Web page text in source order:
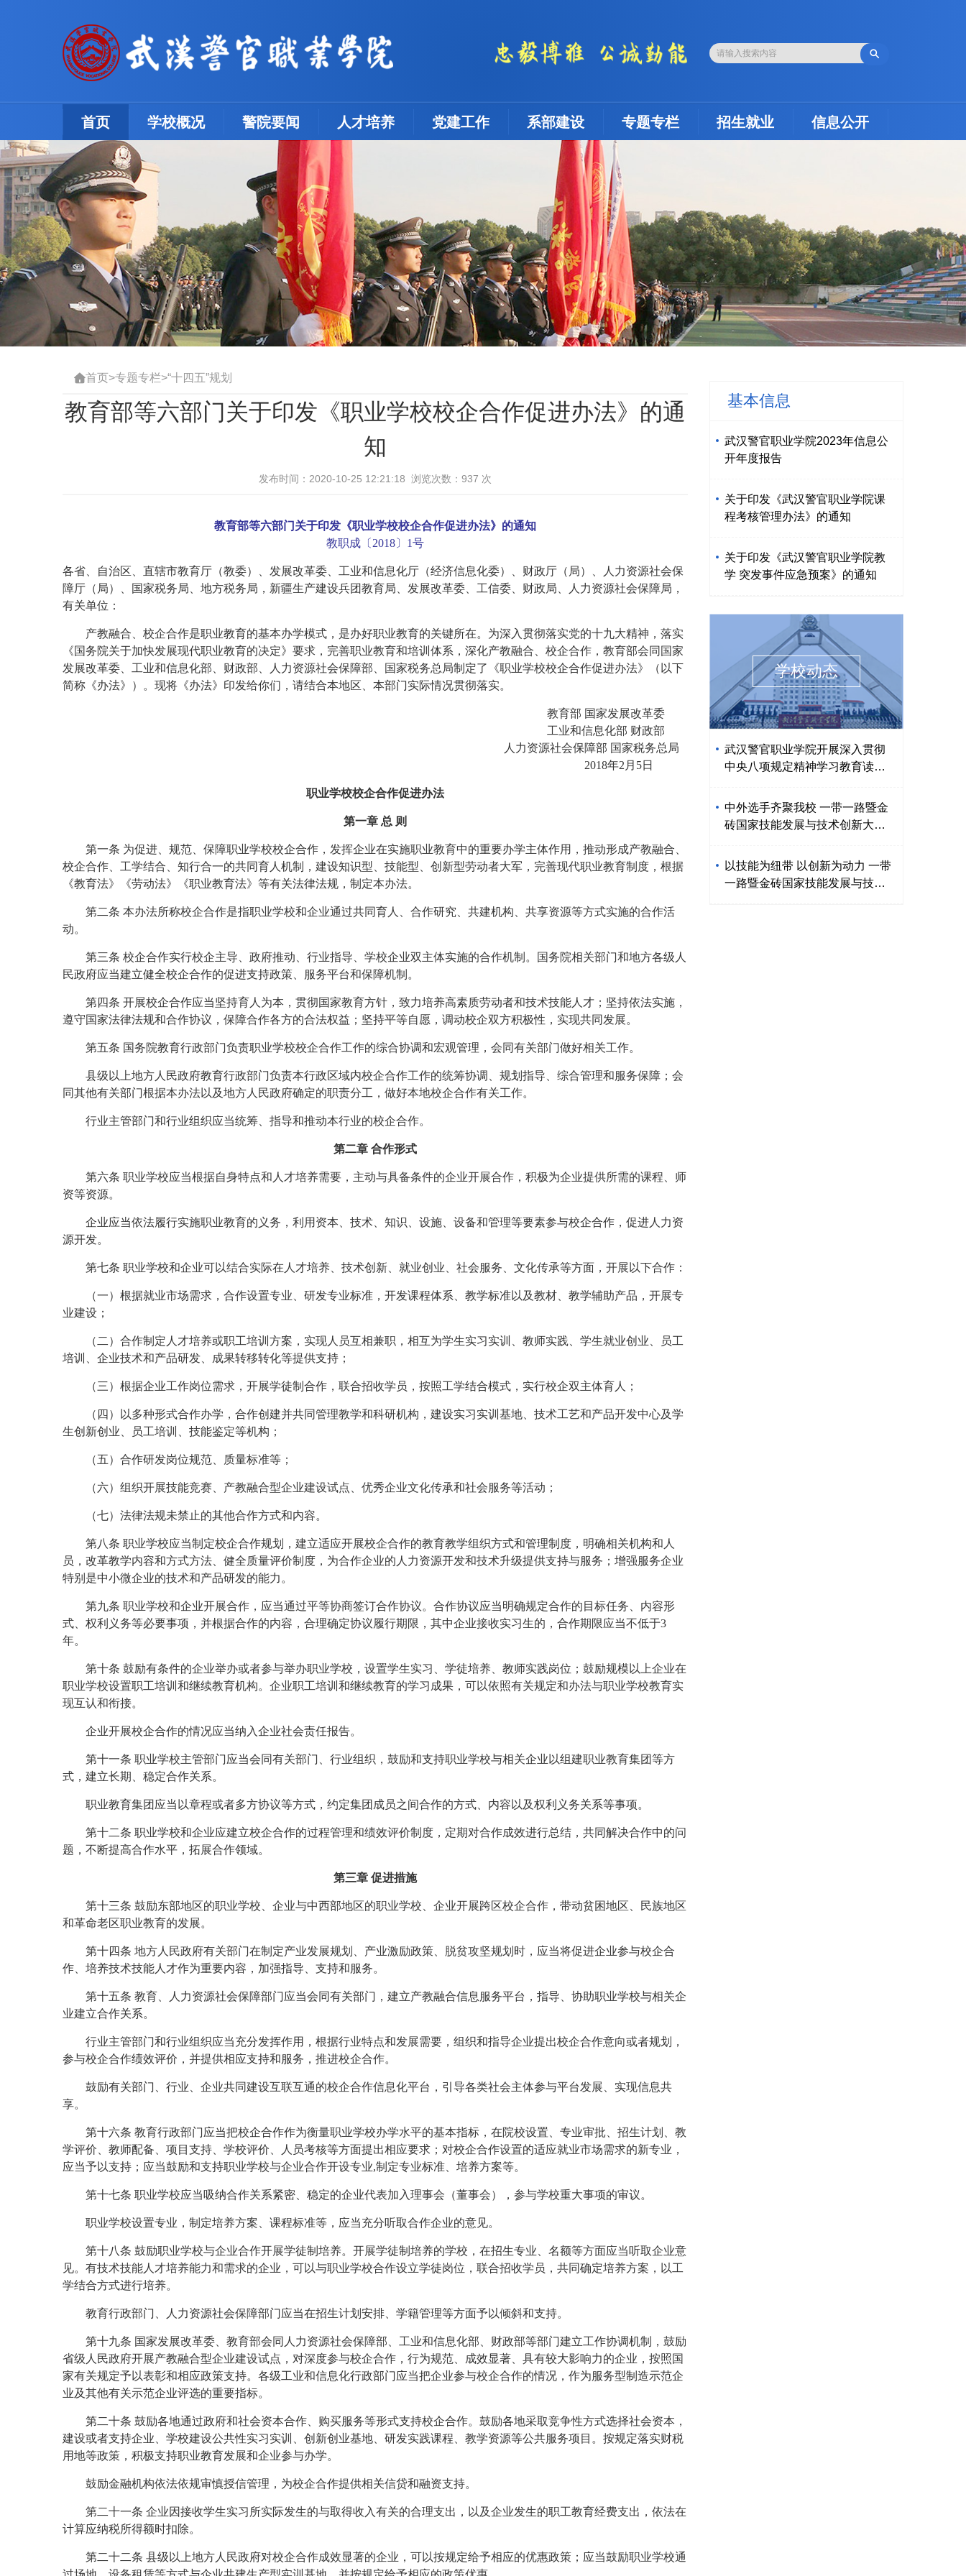

首页(current)学校概况 警院要闻 人才培养 党建工作 系部建设 专题专栏 招生就业 信息公开
首页>专题专栏>“十四五”规划
教育部等六部门关于印发《职业学校校企合作促进办法》的通
知
发布时间：2020-10-25 12:21:18 浏览次数： 937 次
教育部等六部门关于印发《职业学校校企合作促进办法》的通知
教职成〔2018〕1号
各省、自治区、直辖市教育厅（教委）、发展改革委、工业和信息化厅（经济信息化委）、财政厅（局）、人力资源社会保
障厅（局）、国家税务局、地方税务局，新疆生产建设兵团教育局、发展改革委、工信委、财政局、人力资源社会保障局，
有关单位：
产教融合、校企合作是职业教育的基本办学模式，是办好职业教育的关键所在。为深入贯彻落实党的十九大精神，落实
《国务院关于加快发展现代职业教育的决定》要求，完善职业教育和培训体系，深化产教融合、校企合作，教育部会同国家
发展改革委、工业和信息化部、财政部、人力资源社会保障部、国家税务总局制定了《职业学校校企合作促进办法》（以下
简称《办法》）。现将《办法》印发给你们，请结合本地区、本部门实际情况贯彻落实。
教育部 国家发展改革委
工业和信息化部 财政部
人力资源社会保障部 国家税务总局
2018年2月5日
职业学校校企合作促进办法
第一章 总 则
第一条 为促进、规范、保障职业学校校企合作，发挥企业在实施职业教育中的重要办学主体作用，推动形成产教融合、
校企合作、工学结合、知行合一的共同育人机制，建设知识型、技能型、创新型劳动者大军，完善现代职业教育制度，根据
《教育法》《劳动法》《职业教育法》等有关法律法规，制定本办法。
第二条 本办法所称校企合作是指职业学校和企业通过共同育人、合作研究、共建机构、共享资源等方式实施的合作活
动。
第三条 校企合作实行校企主导、政府推动、行业指导、学校企业双主体实施的合作机制。国务院相关部门和地方各级人
民政府应当建立健全校企合作的促进支持政策、服务平台和保障机制。
第四条 开展校企合作应当坚持育人为本，贯彻国家教育方针，致力培养高素质劳动者和技术技能人才；坚持依法实施，
遵守国家法律法规和合作协议，保障合作各方的合法权益；坚持平等自愿，调动校企双方积极性，实现共同发展。
第五条 国务院教育行政部门负责职业学校校企合作工作的综合协调和宏观管理，会同有关部门做好相关工作。
县级以上地方人民政府教育行政部门负责本行政区域内校企合作工作的统筹协调、规划指导、综合管理和服务保障；会
同其他有关部门根据本办法以及地方人民政府确定的职责分工，做好本地校企合作有关工作。
行业主管部门和行业组织应当统筹、指导和推动本行业的校企合作。
第二章 合作形式
第六条 职业学校应当根据自身特点和人才培养需要，主动与具备条件的企业开展合作，积极为企业提供所需的课程、师
资等资源。
企业应当依法履行实施职业教育的义务，利用资本、技术、知识、设施、设备和管理等要素参与校企合作，促进人力资
源开发。
第七条 职业学校和企业可以结合实际在人才培养、技术创新、就业创业、社会服务、文化传承等方面，开展以下合作：
（一）根据就业市场需求，合作设置专业、研发专业标准，开发课程体系、教学标准以及教材、教学辅助产品，开展专
业建设；
（二）合作制定人才培养或职工培训方案，实现人员互相兼职，相互为学生实习实训、教师实践、学生就业创业、员工
培训、企业技术和产品研发、成果转移转化等提供支持；
（三）根据企业工作岗位需求，开展学徒制合作，联合招收学员，按照工学结合模式，实行校企双主体育人；
（四）以多种形式合作办学，合作创建并共同管理教学和科研机构，建设实习实训基地、技术工艺和产品开发中心及学
生创新创业、员工培训、技能鉴定等机构；
（五）合作研发岗位规范、质量标准等；
（六）组织开展技能竞赛、产教融合型企业建设试点、优秀企业文化传承和社会服务等活动；
（七）法律法规未禁止的其他合作方式和内容。
第八条 职业学校应当制定校企合作规划，建立适应开展校企合作的教育教学组织方式和管理制度，明确相关机构和人
员，改革教学内容和方式方法、健全质量评价制度，为合作企业的人力资源开发和技术升级提供支持与服务；增强服务企业
特别是中小微企业的技术和产品研发的能力。
第九条 职业学校和企业开展合作，应当通过平等协商签订合作协议。合作协议应当明确规定合作的目标任务、内容形
式、权利义务等必要事项，并根据合作的内容，合理确定协议履行期限，其中企业接收实习生的，合作期限应当不低于3
年。
第十条 鼓励有条件的企业举办或者参与举办职业学校，设置学生实习、学徒培养、教师实践岗位；鼓励规模以上企业在
职业学校设置职工培训和继续教育机构。企业职工培训和继续教育的学习成果，可以依照有关规定和办法与职业学校教育实
现互认和衔接。
企业开展校企合作的情况应当纳入企业社会责任报告。
第十一条 职业学校主管部门应当会同有关部门、行业组织，鼓励和支持职业学校与相关企业以组建职业教育集团等方
式，建立长期、稳定合作关系。
职业教育集团应当以章程或者多方协议等方式，约定集团成员之间合作的方式、内容以及权利义务关系等事项。
第十二条 职业学校和企业应建立校企合作的过程管理和绩效评价制度，定期对合作成效进行总结，共同解决合作中的问
题，不断提高合作水平，拓展合作领域。
第三章 促进措施
第十三条 鼓励东部地区的职业学校、企业与中西部地区的职业学校、企业开展跨区校企合作，带动贫困地区、民族地区
和革命老区职业教育的发展。
第十四条 地方人民政府有关部门在制定产业发展规划、产业激励政策、脱贫攻坚规划时，应当将促进企业参与校企合
作、培养技术技能人才作为重要内容，加强指导、支持和服务。
第十五条 教育、人力资源社会保障部门应当会同有关部门，建立产教融合信息服务平台，指导、协助职业学校与相关企
业建立合作关系。
行业主管部门和行业组织应当充分发挥作用，根据行业特点和发展需要，组织和指导企业提出校企合作意向或者规划，
参与校企合作绩效评价，并提供相应支持和服务，推进校企合作。
鼓励有关部门、行业、企业共同建设互联互通的校企合作信息化平台，引导各类社会主体参与平台发展、实现信息共
享。
第十六条 教育行政部门应当把校企合作作为衡量职业学校办学水平的基本指标，在院校设置、专业审批、招生计划、教
学评价、教师配备、项目支持、学校评价、人员考核等方面提出相应要求；对校企合作设置的适应就业市场需求的新专业，
应当予以支持；应当鼓励和支持职业学校与企业合作开设专业,制定专业标准、培养方案等。
第十七条 职业学校应当吸纳合作关系紧密、稳定的企业代表加入理事会（董事会），参与学校重大事项的审议。
职业学校设置专业，制定培养方案、课程标准等，应当充分听取合作企业的意见。
第十八条 鼓励职业学校与企业合作开展学徒制培养。开展学徒制培养的学校，在招生专业、名额等方面应当听取企业意
见。有技术技能人才培养能力和需求的企业，可以与职业学校合作设立学徒岗位，联合招收学员，共同确定培养方案，以工
学结合方式进行培养。
教育行政部门、人力资源社会保障部门应当在招生计划安排、学籍管理等方面予以倾斜和支持。
第十九条 国家发展改革委、教育部会同人力资源社会保障部、工业和信息化部、财政部等部门建立工作协调机制，鼓励
省级人民政府开展产教融合型企业建设试点，对深度参与校企合作，行为规范、成效显著、具有较大影响力的企业，按照国
家有关规定予以表彰和相应政策支持。各级工业和信息化行政部门应当把企业参与校企合作的情况，作为服务型制造示范企
业及其他有关示范企业评选的重要指标。
第二十条 鼓励各地通过政府和社会资本合作、购买服务等形式支持校企合作。鼓励各地采取竞争性方式选择社会资本，
建设或者支持企业、学校建设公共性实习实训、创新创业基地、研发实践课程、教学资源等公共服务项目。按规定落实财税
用地等政策，积极支持职业教育发展和企业参与办学。
鼓励金融机构依法依规审慎授信管理，为校企合作提供相关信贷和融资支持。
第二十一条 企业因接收学生实习所实际发生的与取得收入有关的合理支出，以及企业发生的职工教育经费支出，依法在
计算应纳税所得额时扣除。
第二十二条 县级以上地方人民政府对校企合作成效显著的企业，可以按规定给予相应的优惠政策；应当鼓励职业学校通
基本信息
武汉警官职业学院2023年信息公
开年度报告
关于印发《武汉警官职业学院课
程考核管理办法》的通知
关于印发《武汉警官职业学院教
学 突发事件应急预案》的通知
学校动态
武汉警官职业学院开展深入贯彻
中央八项规定精神学习教育读书
理论学习中心组（扩大）会议
中外选手齐聚我校 一带一路暨金
砖国家技能发展与技术创新大赛
以技能为纽带 以创新为动力 一带
一路暨金砖国家技能发展与技术